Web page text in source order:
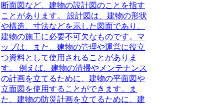
断面図など、建物の設計図のことを指す
ことがあります。
設計図は、建物の形状
や構造、寸法などを示した図面であり、
建物の施工に必要不可欠なものです。 マ
ップは、また、建物の管理や運営に役立
つ資料として使用されることがありま
す。
例えば、建物の清掃やメンテナンス
の計画を立てるために、建物の平面図や
立面図を使用することができます。ま
た、建物の防災計画を立てるために、建